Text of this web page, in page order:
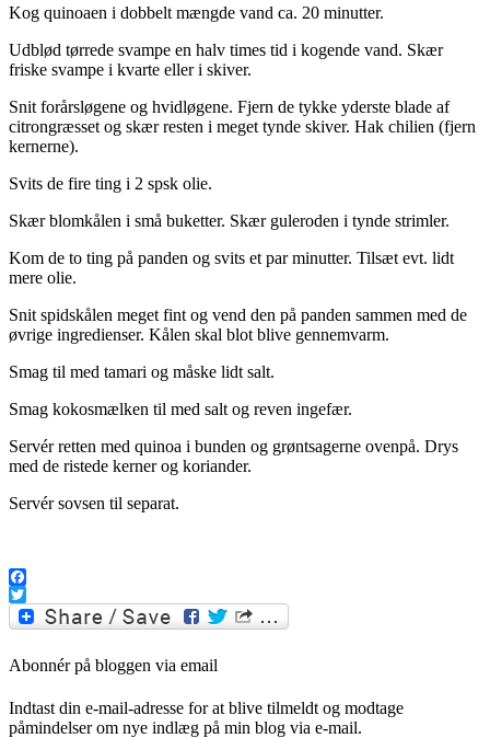
Kog quinoaen i dobbelt mængde vand ca. 20 minutter.
Udblød tørrede svampe en halv times tid i kogende vand. Skær
friske svampe i kvarte eller i skiver.
Snit forårsløgene og hvidløgene. Fjern de tykke yderste blade af
citrongræsset og skær resten i meget tynde skiver. Hak chilien (fjern
kernerne).
Svits de fire ting i 2 spsk olie.
Skær blomkålen i små buketter. Skær guleroden i tynde strimler.
Kom de to ting på panden og svits et par minutter. Tilsæt evt. lidt
mere olie.
Snit spidskålen meget fint og vend den på panden sammen med de
øvrige ingredienser. Kålen skal blot blive gennemvarm.
Smag til med tamari og måske lidt salt.
Smag kokosmælken til med salt og reven ingefær.
Servér retten med quinoa i bunden og grøntsagerne ovenpå. Drys
med de ristede kerner og koriander.
Servér sovsen til separat.
Facebook
Twitter
Abonnér på bloggen via email
Indtast din e-mail-adresse for at blive tilmeldt og modtage
påmindelser om nye indlæg på min blog via e-mail.